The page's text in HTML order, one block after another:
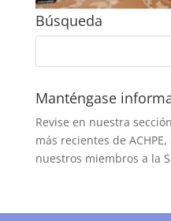
Búsqueda
Manténgase
Revise en nuestra
más recientes de
nuestros miembros a la